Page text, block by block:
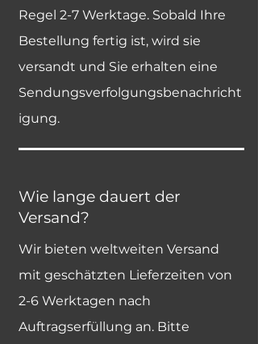
Regel 2-7 Werktage. Sobald Ihre
Bestellung fertig ist, wird sie
versandt und Sie erhalten eine
Sendungsverfolgungsbenachricht
igung.
Wie lange dauert der
Versand?
Wir bieten weltweiten Versand
mit geschätzten Lieferzeiten von
2-6 Werktagen nach
Auftragserfüllung an. Bitte